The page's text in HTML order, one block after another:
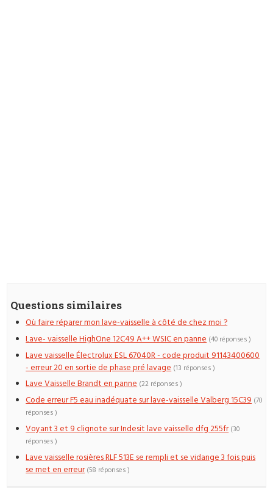
Questions similaires
Où faire réparer mon lave-vaisselle à côté de chez moi ?
Lave- vaisselle HighOne 12C49 A++ WSIC en panne (40 réponses )
Lave vaisselle Électrolux ESL 67040R - code produit 91143400600
- erreur 20 en sortie de phase pré lavage (13 réponses )
Lave Vaisselle Brandt en panne (22 réponses )
Code erreur F5 eau inadéquate sur lave-vaisselle Valberg 15C39 (70
réponses )
Voyant 3 et 9 clignote sur Indesit lave vaisselle dfg 255fr (30
réponses )
Lave vaisselle rosières RLF 513E se rempli et se vidange 3 fois puis
se met en erreur (58 réponses )